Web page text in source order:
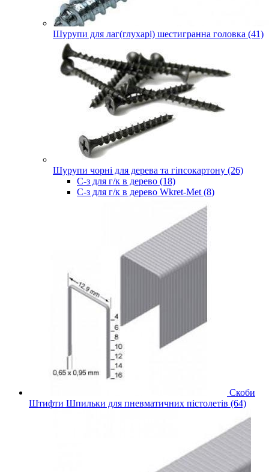
Шурупи для лаг(глухарі) шестигранна головка (41)
Шурупи чорні для дерева та гіпсокартону (26)
С-з для г/к в дерево (18)
С-з для г/к в дерево Wkret-Met (8)
Скоби
Штифти Шпильки для пневматичних пістолетів (64)